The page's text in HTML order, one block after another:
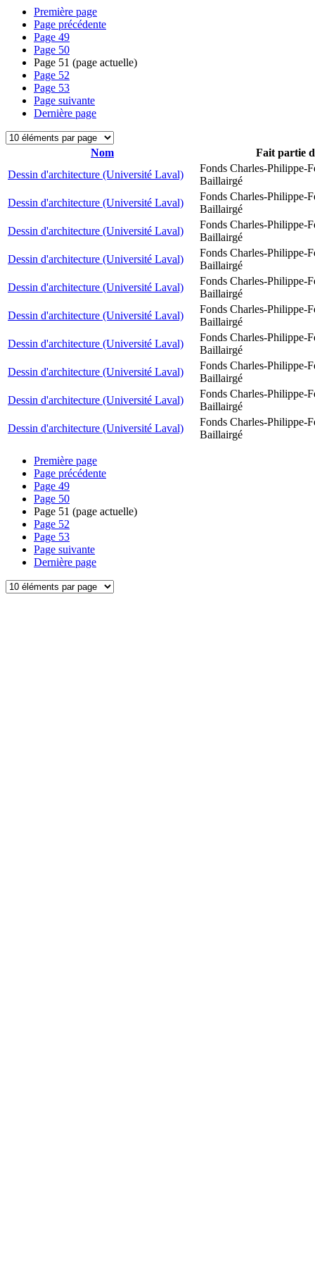
Première page
Page précédente
Page 49
Page 50
Page 51 (page actuelle)
Page 52
Page 53
Page suivante
Dernière page
Nom
Fait partie
Dessin d'architecture (Université Laval)
Fonds Charles-Philippe-
Baillairgé
Dessin d'architecture (Université Laval)
Fonds Charles-Philippe-
Baillairgé
Dessin d'architecture (Université Laval)
Fonds Charles-Philippe-
Baillairgé
Dessin d'architecture (Université Laval)
Fonds Charles-Philippe-
Baillairgé
Dessin d'architecture (Université Laval)
Fonds Charles-Philippe-
Baillairgé
Dessin d'architecture (Université Laval)
Fonds Charles-Philippe-
Baillairgé
Dessin d'architecture (Université Laval)
Fonds Charles-Philippe-
Baillairgé
Dessin d'architecture (Université Laval)
Fonds Charles-Philippe-
Baillairgé
Dessin d'architecture (Université Laval)
Fonds Charles-Philippe-
Baillairgé
Dessin d'architecture (Université Laval)
Fonds Charles-Philippe-
Baillairgé
Première page
Page précédente
Page 49
Page 50
Page 51 (page actuelle)
Page 52
Page 53
Page suivante
Dernière page